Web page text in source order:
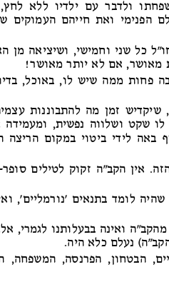
ולדבר עם ילדיו ללא
הפנימי ואת חייהם העמוקים
כל שני וחמישי, ושיציאה מן
מאושר, אם לא יותר מאושר!
פחות ממה שיש לו, באוכל,
שיקדיש זמן מה להתבוננות
לו שקט ושלווה נפשית,
באה לידי ביטוי במקום הריצה
אין הקב"ה זקוק לטילים סופר-
לומד בתנאים 'נורמליים',
ואינה בבעלותנו לגמרי,
נעלם כלא היה.
הבטחון, הפרנסה, המשפחה,